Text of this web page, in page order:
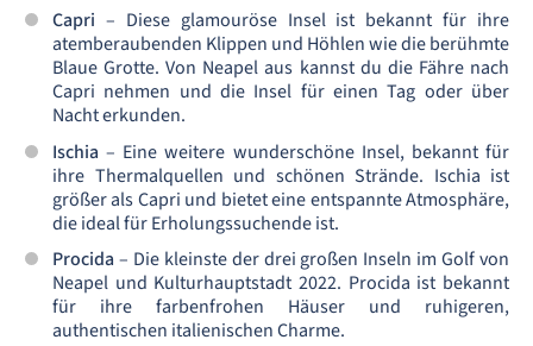
Capri – Diese glamouröse Insel ist bekannt für ihre
atemberaubenden Klippen und Höhlen wie die berühmte
Blaue Grotte. Von Neapel aus kannst du die Fähre nach
Capri nehmen und die Insel für einen Tag oder über
Nacht erkunden.
Ischia – Eine weitere wunderschöne Insel, bekannt für
ihre Thermalquellen und schönen Strände. Ischia ist
größer als Capri und bietet eine entspannte Atmosphäre,
die ideal für Erholungssuchende ist.
Procida – Die kleinste der drei großen Inseln im Golf von
Neapel und Kulturhauptstadt 2022. Procida ist bekannt
für ihre farbenfrohen Häuser und ruhigeren,
authentischen italienischen Charme.